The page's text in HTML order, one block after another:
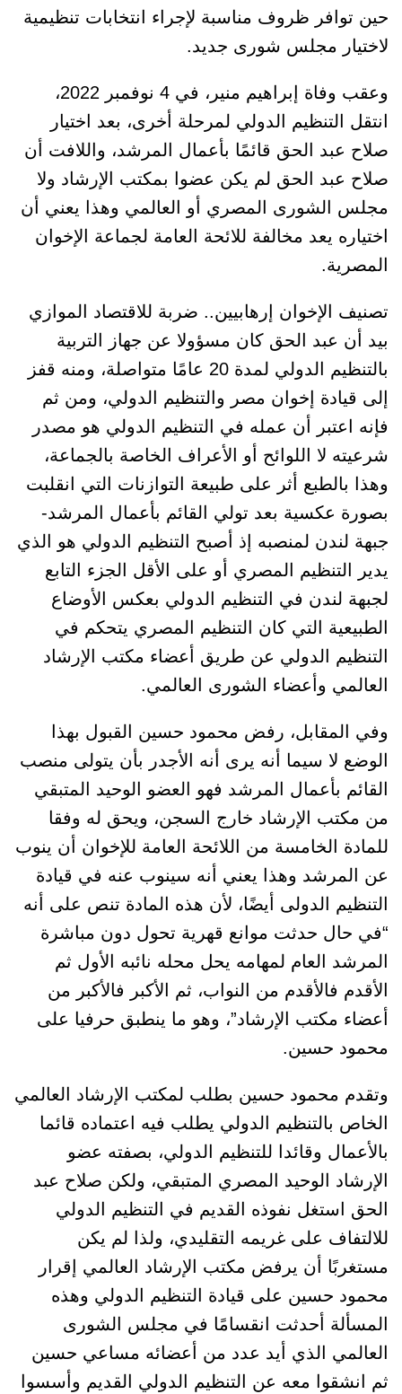
حين توافر ظروف مناسبة لإجراء انتخابات تنظيمية
لاختيار مجلس شورى جديد.
وعقب وفاة إبراهيم منير، في 4 نوفمبر 2022،
انتقل التنظيم الدولي لمرحلة أخرى، بعد اختيار
صلاح عبد الحق قائمًا بأعمال المرشد، واللافت أن
صلاح عبد الحق لم يكن عضوا بمكتب الإرشاد ولا
مجلس الشورى المصري أو العالمي وهذا يعني أن
اختياره يعد مخالفة للائحة العامة لجماعة الإخوان
المصرية.
تصنيف الإخوان إرهابيين.. ضربة للاقتصاد الموازي
بيد أن عبد الحق كان مسؤولا عن جهاز التربية
بالتنظيم الدولي لمدة 20 عامًا متواصلة، ومنه قفز
إلى قيادة إخوان مصر والتنظيم الدولي، ومن ثم
فإنه اعتبر أن عمله في التنظيم الدولي هو مصدر
شرعيته لا اللوائح أو الأعراف الخاصة بالجماعة،
وهذا بالطبع أثر على طبيعة التوازنات التي انقلبت
بصورة عكسية بعد تولي القائم بأعمال المرشد-
جبهة لندن لمنصبه إذ أصبح التنظيم الدولي هو الذي
يدير التنظيم المصري أو على الأقل الجزء التابع
لجبهة لندن في التنظيم الدولي بعكس الأوضاع
الطبيعية التي كان التنظيم المصري يتحكم في
التنظيم الدولي عن طريق أعضاء مكتب الإرشاد
العالمي وأعضاء الشورى العالمي.
وفي المقابل، رفض محمود حسين القبول بهذا
الوضع لا سيما أنه يرى أنه الأجدر بأن يتولى منصب
القائم بأعمال المرشد فهو العضو الوحيد المتبقي
من مكتب الإرشاد خارج السجن، ويحق له وفقا
للمادة الخامسة من اللائحة العامة للإخوان أن ينوب
عن المرشد وهذا يعني أنه سينوب عنه في قيادة
التنظيم الدولى أيضًا، لأن هذه المادة تنص على أنه
“في حال حدثت موانع قهرية تحول دون مباشرة
المرشد العام لمهامه يحل محله نائبه الأول ثم
الأقدم فالأقدم من النواب، ثم الأكبر فالأكبر من
أعضاء مكتب الإرشاد”، وهو ما ينطبق حرفيا على
محمود حسين.
وتقدم محمود حسين بطلب لمكتب الإرشاد العالمي
الخاص بالتنظيم الدولي يطلب فيه اعتماده قائما
بالأعمال وقائدا للتنظيم الدولي، بصفته عضو
الإرشاد الوحيد المصري المتبقي، ولكن صلاح عبد
الحق استغل نفوذه القديم في التنظيم الدولي
للالتفاف على غريمه التقليدي، ولذا لم يكن
مستغربًا أن يرفض مكتب الإرشاد العالمي إقرار
محمود حسين على قيادة التنظيم الدولي وهذه
المسألة أحدثت انقسامًا في مجلس الشورى
العالمي الذي أيد عدد من أعضائه مساعي حسين
ثم انشقوا معه عن التنظيم الدولي القديم وأسسوا